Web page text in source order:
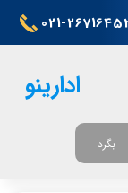
021-
ادارینو
بگرد